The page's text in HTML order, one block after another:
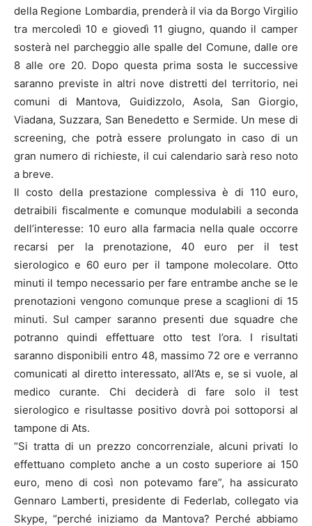
della Regione Lombardia, prenderà il via da Borgo Virgilio
tra mercoledì 10 e giovedì 11 giugno, quando il camper
sosterà nel parcheggio alle spalle del Comune, dalle ore
8 alle ore 20. Dopo questa prima sosta le successive
saranno previste in altri nove distretti del territorio, nei
comuni di Mantova, Guidizzolo, Asola, San Giorgio,
Viadana, Suzzara, San Benedetto e Sermide. Un mese di
screening, che potrà essere prolungato in caso di un
gran numero di richieste, il cui calendario sarà reso noto
a breve.
Il costo della prestazione complessiva è di 110 euro,
detraibili fiscalmente e comunque modulabili a seconda
dell’interesse: 10 euro alla farmacia nella quale occorre
recarsi per la prenotazione, 40 euro per il test
sierologico e 60 euro per il tampone molecolare. Otto
minuti il tempo necessario per fare entrambe anche se le
prenotazioni vengono comunque prese a scaglioni di 15
minuti. Sul camper saranno presenti due squadre che
potranno quindi effettuare otto test l’ora. I risultati
saranno disponibili entro 48, massimo 72 ore e verranno
comunicati al diretto interessato, all’Ats e, se si vuole, al
medico curante. Chi deciderà di fare solo il test
sierologico e risultasse positivo dovrà poi sottoporsi al
tampone di Ats.
“Si tratta di un prezzo concorrenziale, alcuni privati lo
effettuano completo anche a un costo superiore ai 150
euro, meno di così non potevamo fare”, ha assicurato
Gennaro Lamberti, presidente di Federlab, collegato via
Skype, “perché iniziamo da Mantova? Perché abbiamo